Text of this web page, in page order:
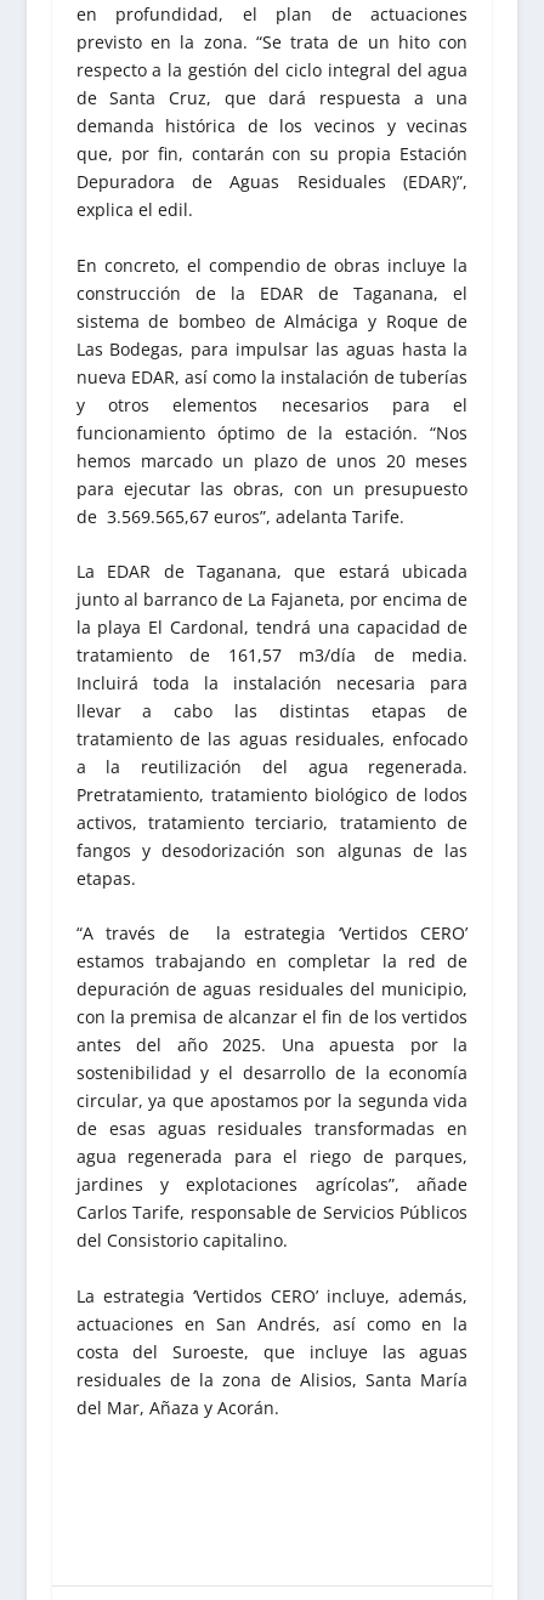
en profundidad, el plan de actuaciones
previsto en la zona. “Se trata de un hito con
respecto a la gestión del ciclo integral del agua
de Santa Cruz, que dará respuesta a una
demanda histórica de los vecinos y vecinas
que, por fin, contarán con su propia Estación
Depuradora de Aguas Residuales (EDAR)”,
explica el edil.
En concreto, el compendio de obras incluye la
construcción de la EDAR de Taganana, el
sistema de bombeo de Almáciga y Roque de
Las Bodegas, para impulsar las aguas hasta la
nueva EDAR, así como la instalación de tuberías
y otros elementos necesarios para el
funcionamiento óptimo de la estación. “Nos
hemos marcado un plazo de unos 20 meses
para ejecutar las obras, con un presupuesto
de 3.569.565,67 euros”, adelanta Tarife.
La EDAR de Taganana, que estará ubicada
junto al barranco de La Fajaneta, por encima de
la playa El Cardonal, tendrá una capacidad de
tratamiento de 161,57 m3/día de media.
Incluirá toda la instalación necesaria para
llevar a cabo las distintas etapas de
tratamiento de las aguas residuales, enfocado
a la reutilización del agua regenerada.
Pretratamiento, tratamiento biológico de lodos
activos, tratamiento terciario, tratamiento de
fangos y desodorización son algunas de las
etapas.
“A través de la estrategia ‘Vertidos CERO’
estamos trabajando en completar la red de
depuración de aguas residuales del municipio,
con la premisa de alcanzar el fin de los vertidos
antes del año 2025. Una apuesta por la
sostenibilidad y el desarrollo de la economía
circular, ya que apostamos por la segunda vida
de esas aguas residuales transformadas en
agua regenerada para el riego de parques,
jardines y explotaciones agrícolas”, añade
Carlos Tarife, responsable de Servicios Públicos
del Consistorio capitalino.
La estrategia ‘Vertidos CERO’ incluye, además,
actuaciones en San Andrés, así como en la
costa del Suroeste, que incluye las aguas
residuales de la zona de Alisios, Santa María
del Mar, Añaza y Acorán.